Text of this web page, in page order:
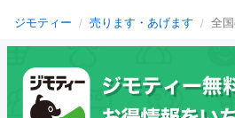
ジモティー 売ります・あげます 全